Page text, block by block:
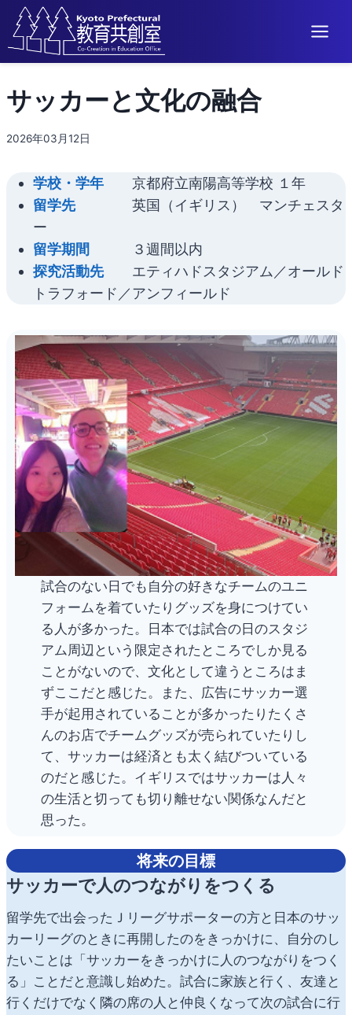
容
ス
サッカーと文化の融合
2026年03月12日
学校・学年 京都府立南陽高等学校 １年
留学先英国（イギリス） マンチェスタ
ー
留学期間 ３週間以内
探究活動先エティハドスタジアム／オールド
トラフォード／アンフィールド
試合のない日でも自分の好きなチームのユニ
フォームを着ていたりグッズを身につけてい
る人が多かった。日本では試合の日のスタジ
アム周辺という限定されたところでしか見る
ことがないので、文化として違うところはま
ずここだと感じた。また、広告にサッカー選
手が起用されていることが多かったりたくさ
んのお店でチームグッズが売られていたりし
て、サッカーは経済とも太く結びついている
のだと感じた。イギリスではサッカーは人々
の生活と切っても切り離せない関係なんだと
思った。
将来の目標
サッカーで人のつながりをつくる
留学先で出会ったＪリーグサポーターの方と日本のサッ
カーリーグのときに再開したのをきっかけに、自分のし
たいことは「サッカーをきっかけに人のつながりをつく
る」ことだと意識し始めた。試合に家族と行く、友達と
行くだけでなく隣の席の人と仲良くなって次の試合に行